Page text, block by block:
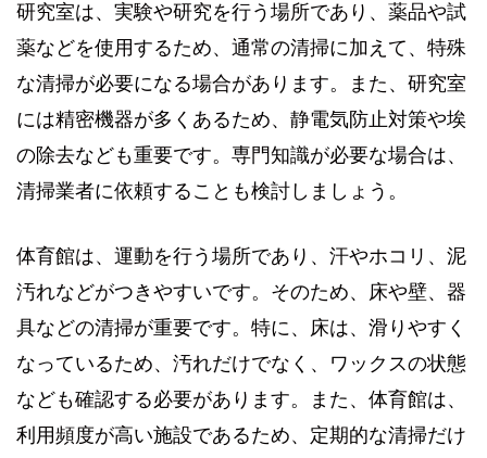
研究室は、実験や研究を行う場所であり、薬品や試
薬などを使用するため、通常の清掃に加えて、特殊
な清掃が必要になる場合があります。また、研究室
には精密機器が多くあるため、静電気防止対策や埃
の除去なども重要です。専門知識が必要な場合は、
清掃業者に依頼することも検討しましょう。
体育館は、運動を行う場所であり、汗やホコリ、泥
汚れなどがつきやすいです。そのため、床や壁、器
具などの清掃が重要です。特に、床は、滑りやすく
なっているため、汚れだけでなく、ワックスの状態
なども確認する必要があります。また、体育館は、
利用頻度が高い施設であるため、定期的な清掃だけ